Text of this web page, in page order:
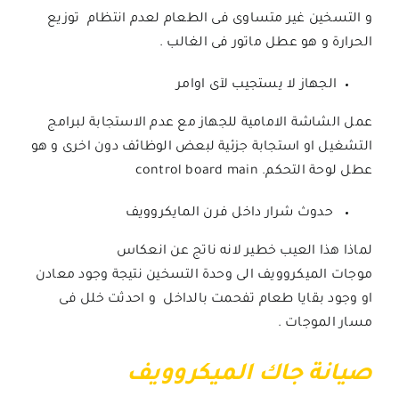
و التسخين غير متساوى فى الطعام لعدم انتظام توزيع
الحرارة و هو عطل ماتور فى الغالب .
الجهاز لا يستجيب لآى اوامر
عمل الشاشة الامامية للجهاز مع عدم الاستجابة لبرامج
التشغيل او استجابة جزئية لبعض الوظائف دون اخرى و هو
عطل لوحة التحكم. control board main
حدوث شرار داخل فرن المايكروويف
لماذا هذا العيب خطير لانه ناتج عن انعكاس
موجات الميكروويف الى وحدة التسخين نتيجة وجود معادن
او وجود بقايا طعام تفحمت بالداخل و احدثت خلل فى
مسار الموجات .
صيانة جاك الميكروويف